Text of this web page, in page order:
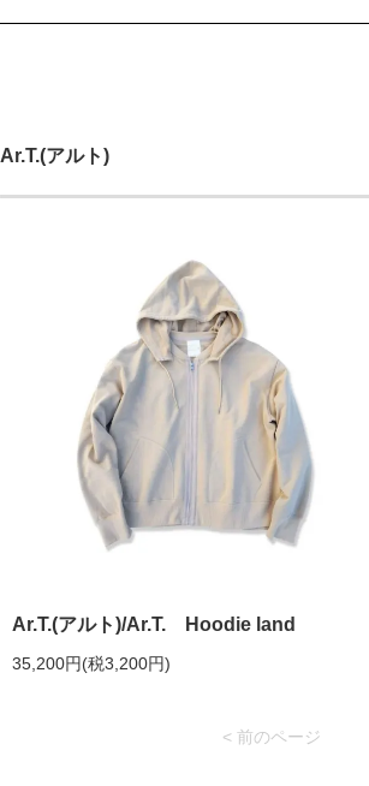
Ar.T.(アルト)
Ar.T.(アルト)/Ar.T. Hoodie land
35,200円(税3,200円)
< 前のページ